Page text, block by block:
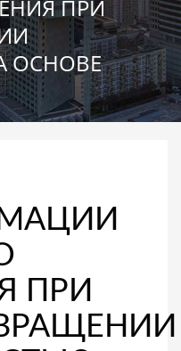
ПРИ
ОСНОВЕ
ПРИ